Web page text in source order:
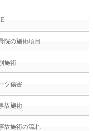
院の施術項目
施術
ツ傷害
故施術
故施術の流れ